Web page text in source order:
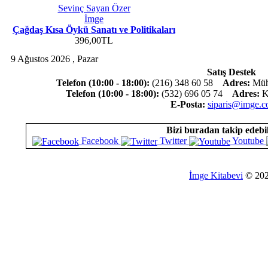
Sevinç Sayan Özer
İmge
Çağdaş Kısa Öykü Sanatı ve Politikaları
396,00TL
9 Ağustos 2026 , Pazar
Satış Destek
Telefon (10:00 - 18:00): (216) 348 60 58 Adres:
Telefon (10:00 - 18:00): (532) 696 05 74 Adres:
E-Posta:
Bizi buradan takip
Facebook
Twitter Youtube
İmge Kitabevi ©